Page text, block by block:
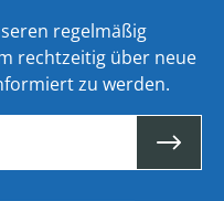
regelmäßig
rechtzeitig über neue
zu werden.